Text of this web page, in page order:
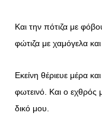
Και την πότιζα με
φώτιζα με χαμόγελα
Εκείνη θέριευε μέρα
φωτεινό. Και ο εχθρός
δικό μου.